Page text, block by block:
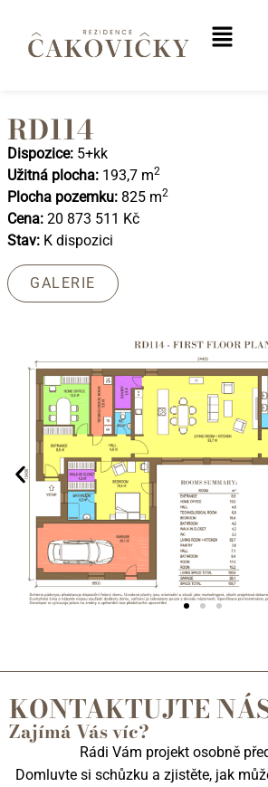
RD114
Dispozice: 5+kk
Užitná plocha: 193,7 m2
Plocha pozemku: 825 m2
Cena: 20 873 511 Kč
Stav: K dispozici
GALERIE
KONTAKTUJTE
Zajímá Vás víc?
Rádi Vám projekt osobně
Domluvte si schůzku a zjistěte, jak